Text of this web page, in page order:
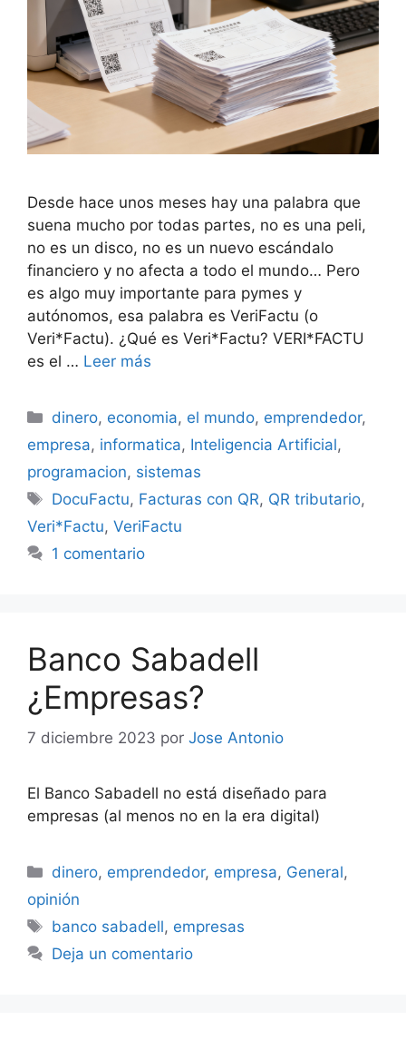
Desde hace unos meses hay una palabra que
suena mucho por todas partes, no es una peli,
no es un disco, no es un nuevo escándalo
financiero y no afecta a todo el mundo… Pero
es algo muy importante para pymes y
autónomos, esa palabra es VeriFactu (o
Veri*Factu). ¿Qué es Veri*Factu? VERI*FACTU
es el … Leer más
Categorías
dinero, economia, el mundo, emprendedor,
empresa, informatica, Inteligencia Artificial,
programacion, sistemas
Etiquetas
DocuFactu, Facturas con QR, QR tributario,
Veri*Factu, VeriFactu
1 comentario
Banco Sabadell
¿Empresas?
7 diciembre 2023 por Jose Antonio
El Banco Sabadell no está diseñado para
empresas (al menos no en la era digital)
Categorías
dinero, emprendedor, empresa, General,
opinión
Etiquetas
banco sabadell, empresas
Deja un comentario